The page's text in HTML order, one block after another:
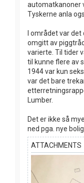
automatkanoner
Tyskerne anla
I området var
omgitt av
varierte. Til tider
til kunne flere av
1944 var kun
var det bare
Lumber.
Det er ikke så
ned pga. nye
ATTACHMENTS